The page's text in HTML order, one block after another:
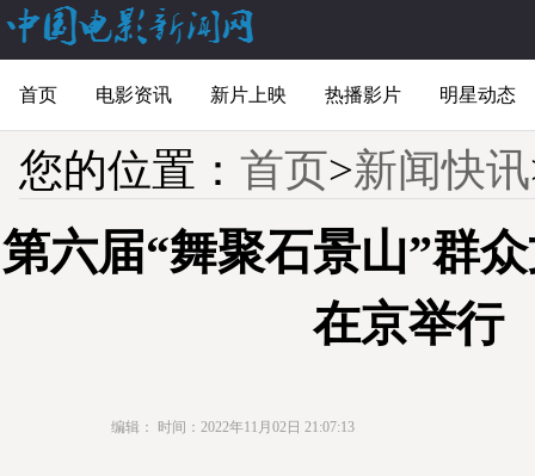
首页 电影资讯 新片上映 热播影片 明星动态
您的位置： 首页>新闻快讯
第六届“舞聚石景山”群
在京举行
编辑： 时间：2022年11月02日 21:07:13